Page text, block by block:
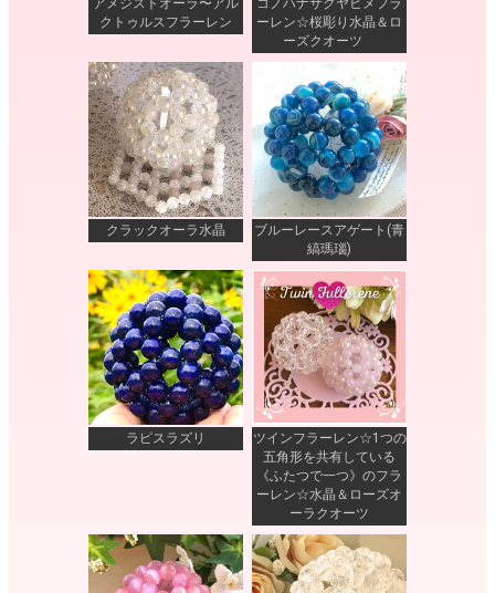
アメジストオーラ〜アル
クトゥルスフラーレン
コノハナサクヤヒメフラ
ーレン☆桜彫り水晶＆ロ
ーズクオーツ
クラックオーラ水晶
ブルーレースアゲート(青
縞瑪瑙)
ラピスラズリ
ツインフラーレン☆1つの
五角形を共有している
《ふたつで一つ》のフラ
ーレン☆水晶＆ローズオ
ーラクオーツ